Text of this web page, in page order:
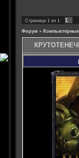
Страница 1 из 1 1
Форум »